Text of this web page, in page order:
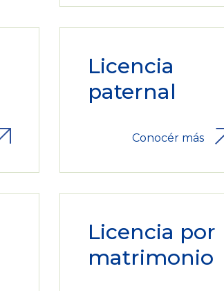
Licencia
paternal
Conocér más
Licencia por
matrimonio